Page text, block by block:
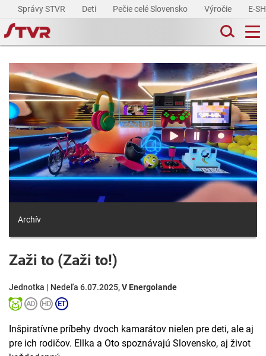
Správy STVR Deti Pečie celé Slovensko Výročie E-
Archív
Zaži to (Zaži to!)
Jednotka | Nedeľa 6.07.2025,V Energolande
Inšpiratívne príbehy dvoch kamarátov nielen pre deti, ale aj
pre ich rodičov. Ellka a Oto spoznávajú Slovensko, aj život